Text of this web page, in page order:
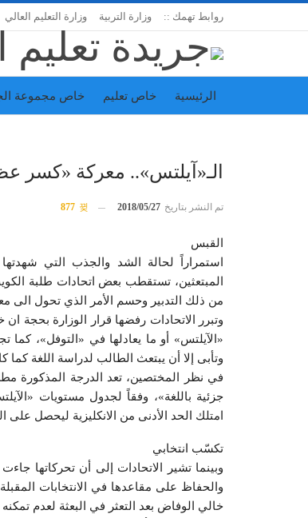
روابط تهمك :: وزارة التربية وزارة التعليم العالي
الرئيسية خاص تعليم خاص مجموعة
الـ«آيلتس».. معركة «كسر
تم النشر بتاريخ 2018/05/27
القبس
استمراراً لحالة الشد والجذب التي
المبتعثين، تستقطب بعض اتحادات طلبة
من ذلك التدبير وحسم الأمر الذي تحول الى
«الآيلتس» أو ما يعادلها في «التوفل»، كما
وتأبى إلا أن يبتعث الطالب لدراسة اللغة كما
في نظر المختصين، تعد الدرجة المذكورة
جزئية باللغة»، وفقاً لجدول مستويات
امتلك الحد الأدنى من الانكليزية ليحصل
تكسّب انتخابي
وبينما تشير الاتحادات إلى أن تحركاتها
والحفاظ على مقاعدها في الانتخابات
خالي الوفاض بعد التعثر في البعثة لعدم